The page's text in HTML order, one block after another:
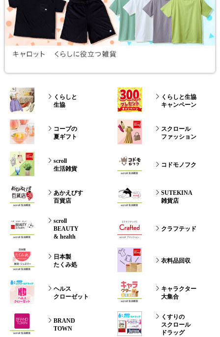
くらしと
生協
くらしと生協
キャンペーン
コープの
夏ギフト
スクロール
ファッション
scroll
生活雑貨
コドモノフク
あかえびす
百貨店
SUTEKINA
雑貨店
scroll
BEAUTY
& health
クラフテッド
日本製
たくみ処
衣料品回収
ヘルス
クローゼット
キャラクター
大集合
BRAND
TOWN
くすりの
スクロール
ドラッグ